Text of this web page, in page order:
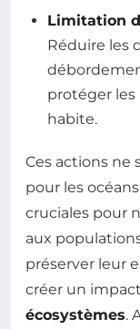
Limitation
Réduire les
protéger les
habite.
Ces actions ne
pour les
cruciales pour
aux
préserver leur
créer un
écosystèmes.